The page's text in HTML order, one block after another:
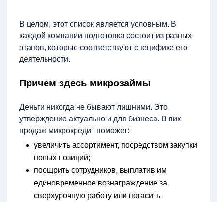
В целом, этот список является условным. В
каждой компании подготовка состоит из разных
этапов, которые соответствуют специфике его
деятельности.
Причем здесь микрозаймы
Деньги никогда не бывают лишними. Это
утверждение актуально и для бизнеса. В пик
продаж микрокредит поможет:
увеличить ассортимент, посредством закупки
новых позиций;
поощрить сотрудников, выплатив им
единовременное вознаграждение за
сверхурочную работу или погасить